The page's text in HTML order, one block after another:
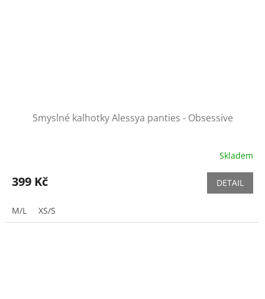
Smyslné kalhotky Alessya panties - Obsessive
Skladem
399 Kč DETAIL
M/L XS/S